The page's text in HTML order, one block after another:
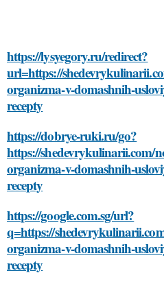
https://lysyegory.ru/redirect?
url=https://
organizma-v-domashnih-
recepty
https://dobrye-ruki.ru/go?
https://shedevrykulinarii.com/
organizma-v-domashnih-
recepty
https://google.com.sg/url?
q=https://
organizma-v-domashnih-
recepty